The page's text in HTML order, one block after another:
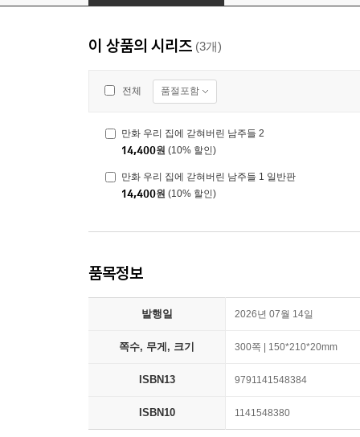
이 상품의 시리즈 (3개)
전체 품절포함
만화 우리 집에 갇혀버린 남주들 2
14,400원 (10% 할인)
만화 우리 집에 갇혀버린 남주들 1 일반판
14,400원 (10% 할인)
품목정보
발행일 2026년 07월 14일
쪽수, 무게, 크기 300쪽 | 150*210*20mm
ISBN13 9791141548384
ISBN10 1141548380